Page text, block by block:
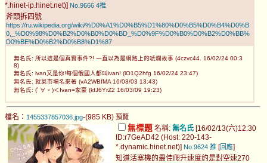
*.hinet-ip.hinet.net)] No.9666 4推
斧頭拆四號
https://ru.wikipedia.org/wiki/%D0%A1%D0%B5%D1%80%D0%B5%D0%B4%D0%B
0,_%D0%98%D0%B2%D0%B0%D0%BD_%D0%9F%D0%B0%D0%B2%D0%BB%
D0%BE%D0%B2%D0%B8%D1%87
無名氏: 所以這是個真實事件?! 一直以為是網路上的唬爛故事 (4czvc44. 16/02/24 00:3
8)
無名氏: ivan又是你!每個俄國人都叫ivan! (lO1Q2hfg 16/02/24 23:47)
無名氏: 就菜市場名來著 (vA2WBfMA 16/03/03 13:43)
無名氏: (ﾟ∀。)＜Ivan=家豪 (kfJ6YrZ2 16/03/09 19:23)
檔名： 1455337857036.jpg-(985 KB) 預覽
無標題 名稱: 無名氏 [16/02/13(六)12:30
ID:r7GeAD42 (Host: 220-143-
*.dynamic.hinet.net)] No.9624 推 [回應]
知道活塞機的最佳爬升速度約是對空速270